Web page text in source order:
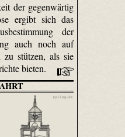
der gegenwärtig
ergibt sich das
der
auch noch auf
zu stützen, als sie
bieten.